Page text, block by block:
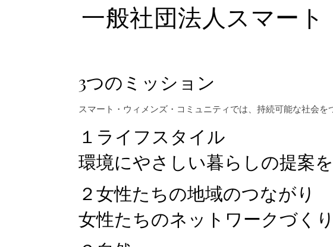
一般社団法人スマー
3つのミッション
スマート・ウィメンズ・コミュニティでは、持続可能な社会
１ライフスタイル
環境にやさしい暮らしの提案
２女性たちの地域のつながり
女性たちのネットワークづく